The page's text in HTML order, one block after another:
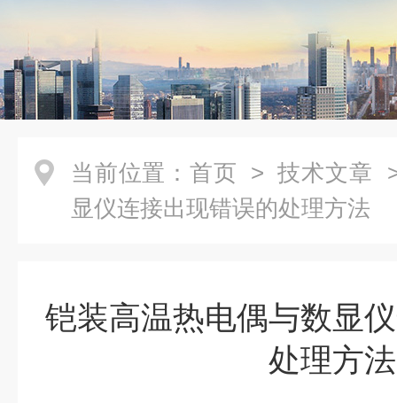
当前位置： 首页 > 技术文章
显仪连接出现错误的处理方法
铠装高温热电偶与数显
处理方法